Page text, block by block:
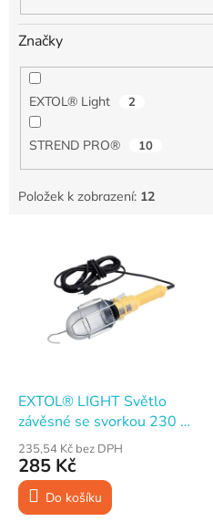
Značky
EXTOL® Light 2
STREND PRO® 10
Položek k zobrazení: 12
EXTOL® LIGHT Světlo
závěsné se svorkou 230 V
E27 5 m kabel
235,54 Kč bez DPH
285 Kč
Do košíku